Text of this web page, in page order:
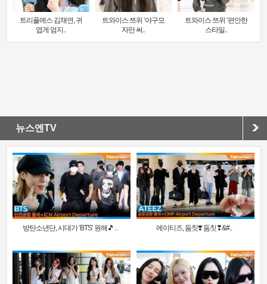
트리플에스 김채연, 귀
엽게 엄지..
트와이스 쯔위 ‘야구모
자만 써..
트와이스 쯔위 ‘편안한
스타일..
뉴스엔TV
방탄소년단, 시대가 ‘BTS’ 원해🎵 .. 에이티즈, 둠칫❣️ 둠칫❣&#..